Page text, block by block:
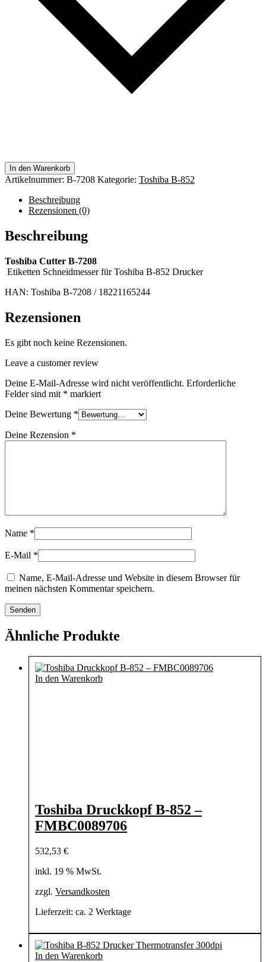
In den Warenkorb
Artikelnummer: B-7208 Kategorie: Toshiba B-852
Beschreibung
Rezensionen (0)
Beschreibung
Toshiba Cutter B-7208
Etiketten Schneidmesser für Toshiba B-852 Drucker
HAN: Toshiba B-7208 / 18221165244
Rezensionen
Es gibt noch keine Rezensionen.
Leave a customer review
Deine E-Mail-Adresse wird nicht veröffentlicht. Erforderliche
Felder sind mit * markiert
Deine Bewertung *
Deine Rezension *
Name *
E-Mail *
Name, E-Mail-Adresse und Website in diesem Browser für
meinen nächsten Kommentar speichern.
Ähnliche Produkte
In den Warenkorb
Toshiba Druckkopf B-852 –
FMBC0089706
532,53 €
inkl. 19 % MwSt.
zzgl. Versandkosten
Lieferzeit: ca. 2 Werktage
In den Warenkorb